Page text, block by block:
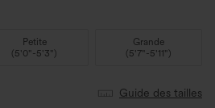
Petite
(5'0"-5'3")
Grande
(5'7"-5'11")
Guide des tailles